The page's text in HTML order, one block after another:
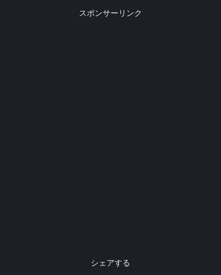
スポンサーリンク
シェアする